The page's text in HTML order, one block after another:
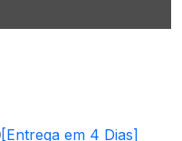
[Entrega em 4 Dias]